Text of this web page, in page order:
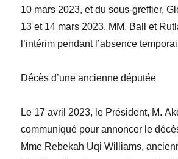
10 mars 2023, et du sous-greffier,
13 et 14 mars 2023. MM. Ball et
l’intérim pendant l’absence
Décès d’une ancienne députée
Le 17 avril 2023, le Président, M.
communiqué pour annoncer le
Mme Rebekah Uqi Williams,